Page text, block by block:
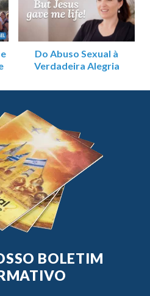
Do Abuso Sexual à
Verdadeira Alegria
BOLETIM